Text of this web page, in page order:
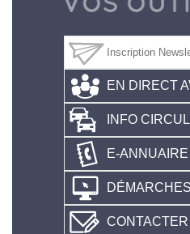
EN DIRECT
INFO
E-ANNUAIRE